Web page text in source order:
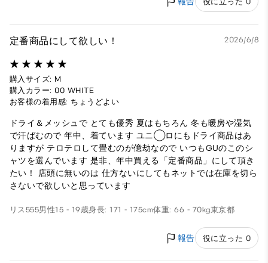
定番商品にして欲しい！ 2026/6/8
購入サイズ: M
購入カラー: 00 WHITE
お客様の着用感: ちょうどよい
ドライ＆メッシュで とても優秀 夏はもちろん 冬も暖房や湿気
で汗ばむので 年中、着ています ユニ◯ロにもドライ商品はあ
りますが テロテロして畳むのが億劫なので いつもGUのこのシ
ャツを選んでいます 是非、年中買える「定番商品」にして頂き
たい！ 店頭に無いのは 仕方ないにしてもネットでは在庫を切ら
さないで欲しいと思っています
リス555男性15 - 19歳身長: 171 - 175cm体重: 66 - 70kg東京都
報告 役に立った 0